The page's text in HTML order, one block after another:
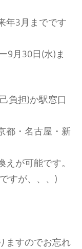
年3月までです
9月30日(水)ま
負担)か駅窓口
都・名古屋・新
が可能です。
すが、、、)
ますのでお忘れ